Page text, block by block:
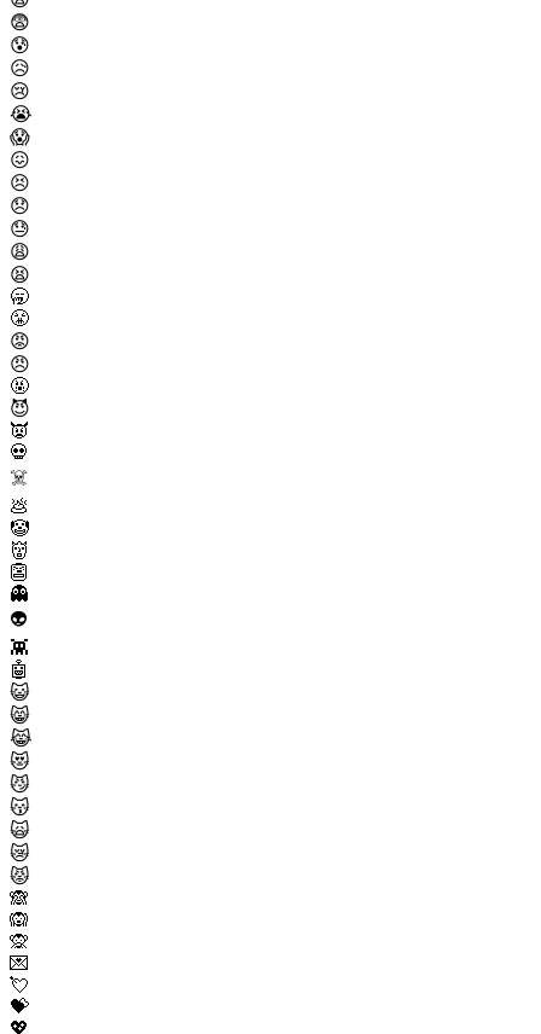
😨
😰
😥
😢
😭
😱
😖
😣
😞
😓
😩
😫
🥱
😤
😡
😠
🤬
😈
👿
💀
☠️
💩
🤡
👹
👺
👻
👽
👾
🤖
😺
😸
😹
😻
😼
😽
🙀
😿
😾
🙈
🙉
🙊
💌
💘
💝
💖